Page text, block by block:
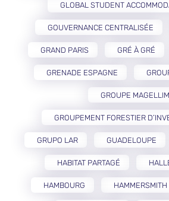
GLOBAL STUDENT
GOUVERNANCE CENTRALISÉE
GRAND PARIS GRÉ À GRÉ
GRENADE ESPAGNE
GROUPE MAGELLIM
GROUPEMENT FORESTIER
GRUPO LAR GUADELOUPE
HABITAT PARTAGÉ
HAMBOURG HAMMERSMITH